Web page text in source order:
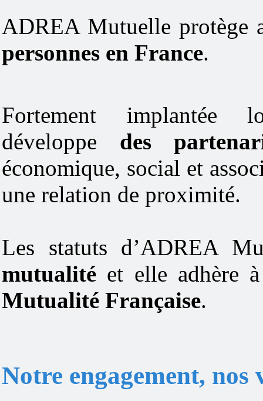
ADREA Mutuelle protège
personnes en France.
Fortement implantée
développe des
économique, social et
une relation de proximité.
Les statuts d’ADREA
mutualité et elle adhère
Mutualité Française.
Notre engagement, nos